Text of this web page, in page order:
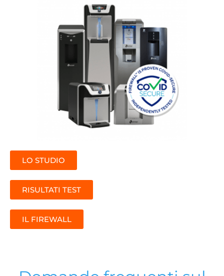
LO STUDIO
RISULTATI TEST
IL FIREWALL